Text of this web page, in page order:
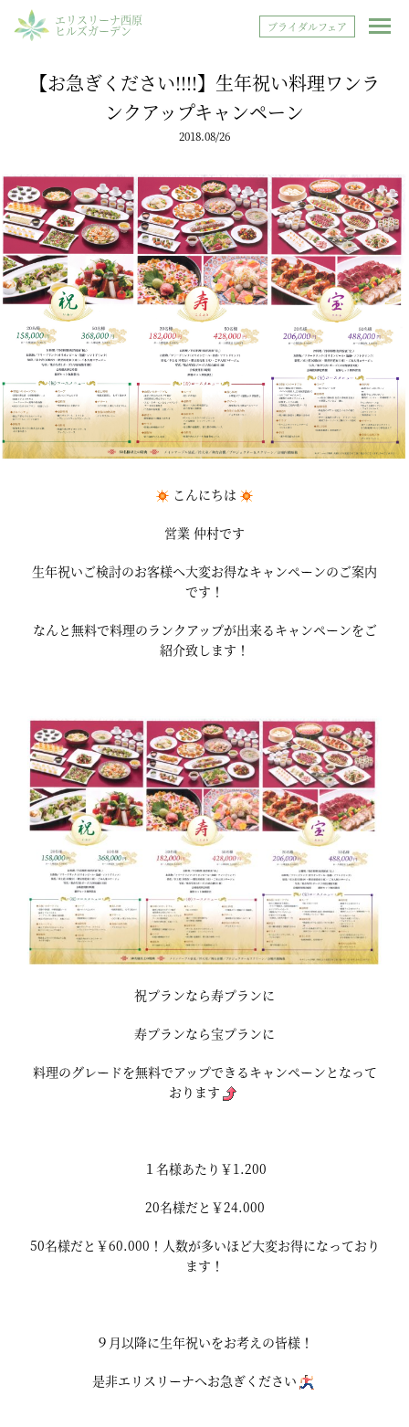
エリスリーナ西原
ヒルズガーデン ブライダルフェア
【お急ぎください!!!!】生年祝い料理ワンラ
ンクアップキャンペーン
2018.08/26
こんにちは
営業 仲村です
生年祝いご検討のお客様へ大変お得なキャンペーンのご案内
です！
なんと無料で料理のランクアップが出来るキャンペーンをご
紹介致します！
祝プランなら寿プランに
寿プランなら宝プランに
料理のグレードを無料でアップできるキャンペーンとなって
おります
１名様あたり￥1.200
20名様だと￥24.000
50名様だと￥60.000！人数が多いほど大変お得になっており
ます！
９月以降に生年祝いをお考えの皆様！
是非エリスリーナへお急ぎください